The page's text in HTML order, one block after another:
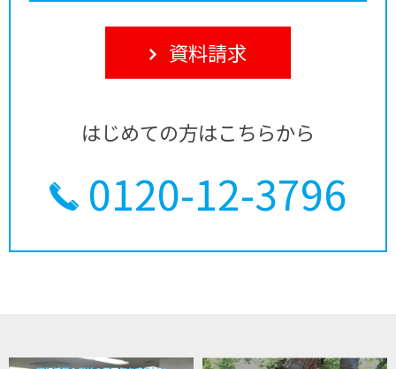
資料請求
はじめての方はこちらから
0120-12-3796